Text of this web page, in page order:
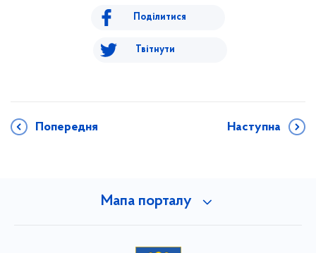
Поділитися
Твітнути
Попередня Наступна
Мапа порталу